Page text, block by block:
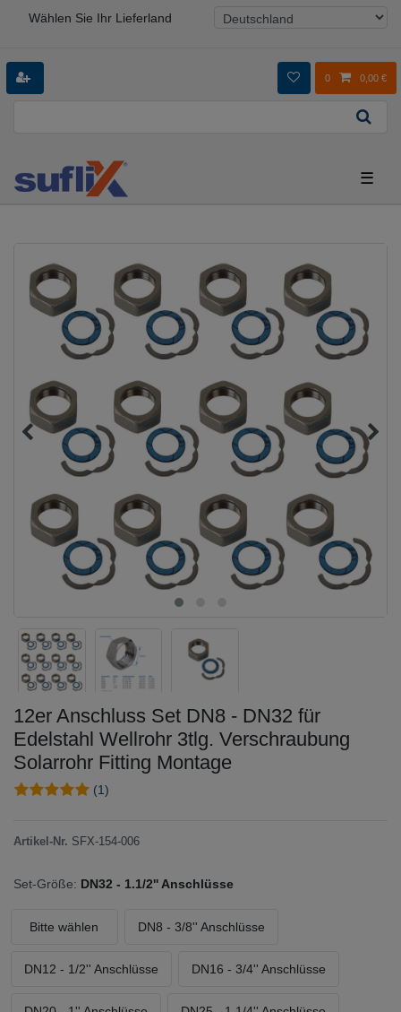
Wählen Sie Ihr Lieferland
0 0,00 €
☰
12er Anschluss Set DN8 - DN32 für
Edelstahl Wellrohr 3tlg. Verschraubung
Solarrohr Fitting Montage
(1)
Artikel-Nr. SFX-154-006
Set-Größe: DN32 - 1.1/2'' Anschlüsse
Bitte wählen DN8 - 3/8'' Anschlüsse
DN12 - 1/2'' Anschlüsse DN16 - 3/4'' Anschlüsse